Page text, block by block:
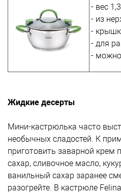
- вес
- из
-
- для
-
Жидкие десерты
Мини-кастрюлька часто
необычных сладостей. К
приготовить заварной крем
сахар, сливочное масло,
ванильный сахар заранее
разогрейте. В кастрюле